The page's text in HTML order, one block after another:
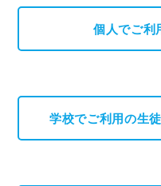
個人でご利
学校でご利用の生